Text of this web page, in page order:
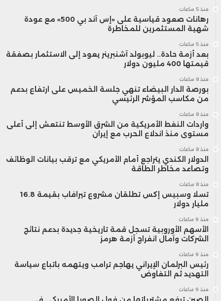
منذ 5 ساعات
رهانات صعود قياسية على «إس آند بي 500» مع عودة
شهية المستثمرين للمخاطرة
منذ 5 ساعات
بعد أزمة حادة.. ليوبولد آشنبرينر يعود إلى الاستثمار بصفقة
قيمتها 400 مليون دولار
منذ 8 ساعات
بورصة الدار البيضاء تنهي جلسة الخميس على ارتفاع بدعم
من مكاسب المؤشر الرئيسي
منذ 8 ساعات
واردات النفط الأمريكية من الشرق الأوسط تنتعش إلى أعلى
مستوى منذ اندلاع الحرب مع إيران
منذ 8 ساعات
الدولار الكندي يتراجع أمام الأمريكي مع ترقب بيانات الوظائف
وتصاعد مخاطر الطاقة
منذ 8 ساعات
تسلا وسبيس إكس تطلقان مشروع تيرافاب بقيمة 16.8
مليار دولار
منذ 9 ساعات
الأسهم الأوروبية تسجل قمة تاريخية جديدة بدعم نتائج
الشركات وآمال انفراج أزمة هرمز
منذ 9 ساعات
رئيس البرلمان الإيراني يهاجم ترامب ويتهمه باتباع سياسة
التهديد ثم التفاوض
منذ 9 ساعات